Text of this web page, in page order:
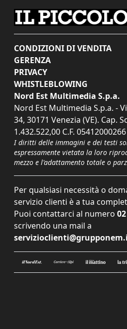
CONDIZIONI DI VENDITA
GERENZA
PRIVACY
WHISTLEBLOWING
Nord Est Multimedia S.p.a.
Nord Est Multimedia S.p.a. -
34, 30171 Venezia (VE). Cap.
1.432.522,00 C.F.
I diritti delle immagini e dei testi
espressamente vietata la loro
mezzo e l'adattamento totale o
Per qualsiasi necessità o
servizio clienti è a tua
Puoi contattarci al numero
scrivendo una mail a